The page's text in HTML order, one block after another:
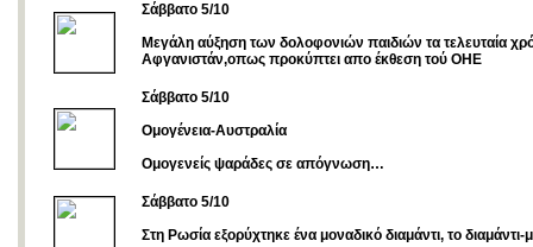
Σάββατο 5/10
Μεγάλη αύξηση των δολοφονιών παιδιών τα τελευταία
Αφγανιστάν,οπως προκύπτει απο έκθεση τού ΟΗΕ
Σάββατο 5/10
Ομογένεια-Αυστραλία
Ομογενείς ψαράδες σε απόγνωση…
Σάββατο 5/10
Στη Ρωσία εξορύχτηκε ένα μοναδικό διαμάντι, το διαμάντι-